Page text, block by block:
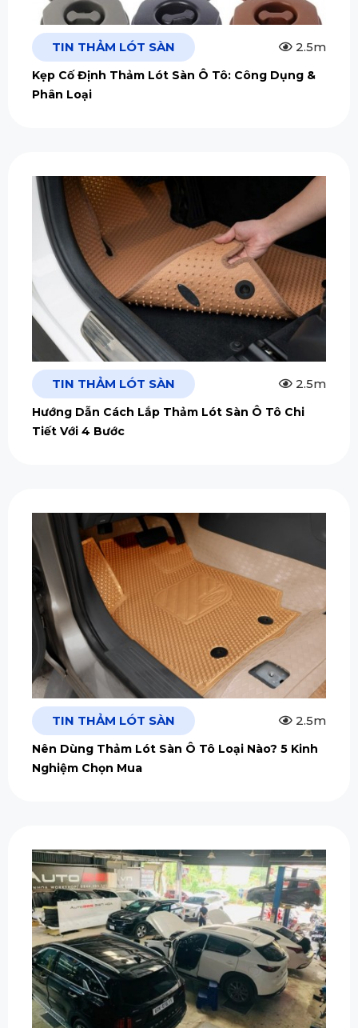
TIN THẢM LÓT SÀN 2.5m
Kẹp Cố Định Thảm Lót Sàn Ô Tô: Công Dụng &
Phân Loại
TIN THẢM LÓT SÀN 2.5m
Hướng Dẫn Cách Lắp Thảm Lót Sàn Ô Tô Chi
Tiết Với 4 Bước
TIN THẢM LÓT SÀN 2.5m
Nên Dùng Thảm Lót Sàn Ô Tô Loại Nào? 5 Kinh
Nghiệm Chọn Mua